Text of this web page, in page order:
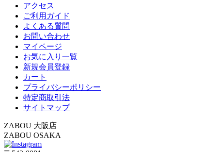
アクセス
ご利用ガイド
よくある質問
お問い合わせ
マイページ
お気に入り一覧
新規会員登録
カート
プライバシーポリシー
特定商取引法
サイトマップ
ZABOU 大阪店
ZABOU OSAKA